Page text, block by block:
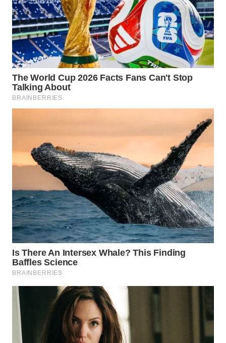
UTARA
WN
SAMOSIR
WN
PADANG
LAWAS
WN
CIANJUR
WN
KEPULAUAN
SERIBU
WN
TANGERANG
WN
BINJAI
CIREBON